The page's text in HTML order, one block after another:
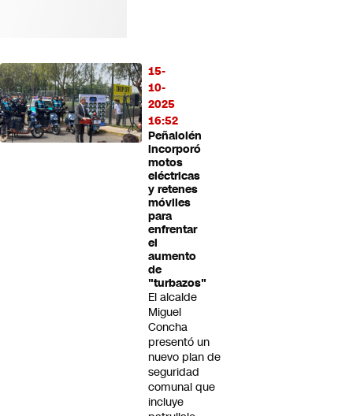
15-
10-
2025
16:52
Peñalolén
incorporó
motos
eléctricas
y retenes
móviles
para
enfrentar
el
aumento
de
"turbazos"
El alcalde
Miguel
Concha
presentó un
nuevo plan de
seguridad
comunal que
incluye